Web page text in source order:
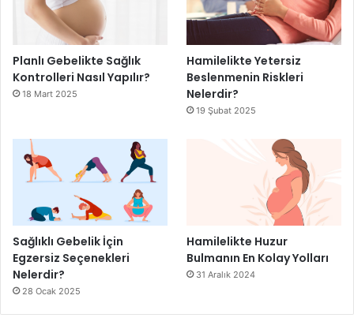
Planlı Gebelikte Sağlık
Kontrolleri Nasıl Yapılır?
18 Mart 2025
Hamilelikte Yetersiz
Beslenmenin Riskleri
Nelerdir?
19 Şubat 2025
Sağlıklı Gebelik İçin
Egzersiz Seçenekleri
Nelerdir?
28 Ocak 2025
Hamilelikte Huzur
Bulmanın En Kolay Yolları
31 Aralık 2024